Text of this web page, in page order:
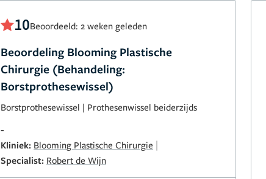
10Beoordeeld: 2 weken geleden
Beoordeling Blooming Plastische
Chirurgie (Behandeling:
Borstprothesewissel)
Borstprothesewissel | Prothesenwissel beiderzijds
-
Kliniek: Blooming Plastische Chirurgie |
Specialist: Robert de Wijn